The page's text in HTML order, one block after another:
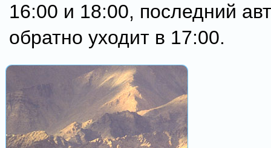
16:00 и 18:00, последний
обратно уходит в 17:00.